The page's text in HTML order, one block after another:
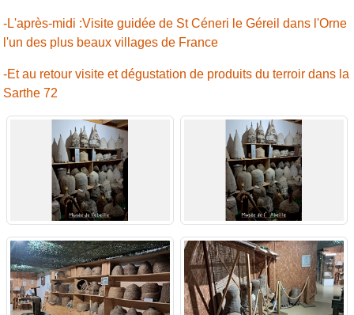
-L'après-midi :Visite guidée de St Céneri le Géreil dans l'Orne
l'un des plus beaux villages de France
-Et au retour visite et dégustation de produits du terroir dans la
Sarthe 72